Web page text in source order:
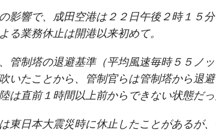
影響で、成田空港は２２日午後２時１５
る業務休止は開港以来初めて。
管制塔の退避基準（平均風速毎時５５ノ
いたことから、管制官らは管制塔から退
は直前１時間以上前からできない状態だっ
東日本大震災時に休止したことがあるが